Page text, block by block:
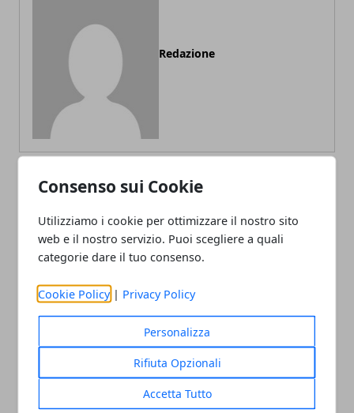
Consenso sui Cookie
Utilizziamo i cookie per ottimizzare il nostro sito
web e il nostro servizio. Puoi scegliere a quali
categorie dare il tuo consenso.
Cookie Policy | Privacy Policy
Personalizza
Rifiuta Opzionali
Accetta Tutto
Redazione
L’Italbasket contro Ungheria e Lituania
alla conquista del pass per i Mondiali in